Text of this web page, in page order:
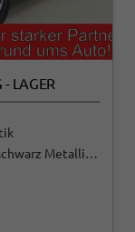
- LAGER
Mythosschwarz Metallic (0E)